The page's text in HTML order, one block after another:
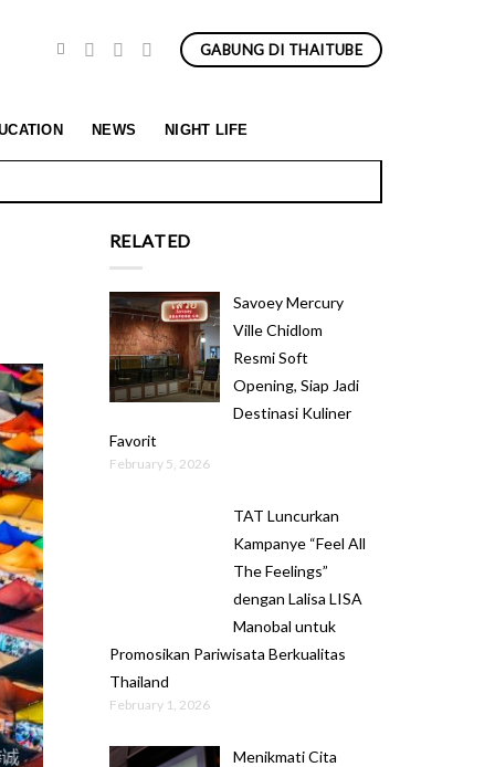
GABUNG DI THAITUBE
NEWS NIGHT LIFE
RELATED
Savoey Mercury
Ville Chidlom
Resmi Soft
Opening, Siap Jadi
Destinasi Kuliner
Favorit
February 5, 2026
TAT Luncurkan
Kampanye “Feel All
The Feelings”
dengan Lalisa LISA
Manobal untuk
Promosikan Pariwisata Berkualitas
Thailand
February 1, 2026
Menikmati Cita